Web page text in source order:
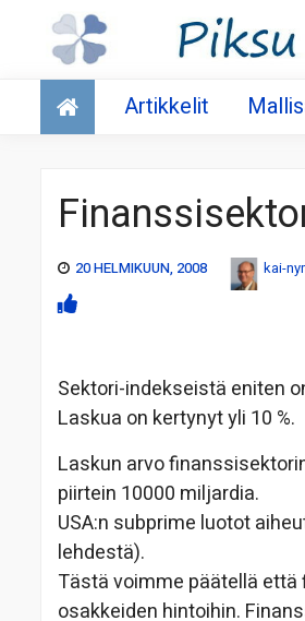
Talous
Artikkelit
20 HELMIKUUN, 2008 kai-
Sektori-indekseistä eniten
Laskua on kertynyt yli 10 %.
Laskun arvo
piirtein 10000 miljardia.
USA:n subprime luotot
lehdestä).
Tästä voimme päätellä
osakkeiden hintoihin.